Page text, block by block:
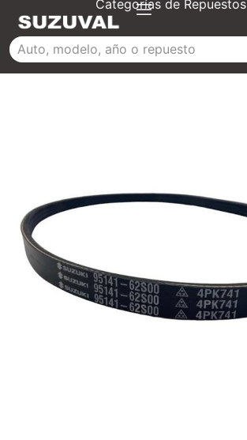
Categorías de Repuestos